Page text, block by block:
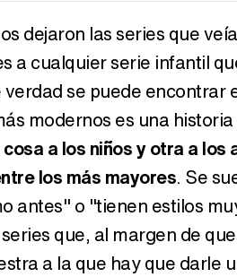
dejaron las series que
a cualquier serie infantil
se puede encontrar
modernos es una
a los niños y otra a los
los más mayores. Se
antes" o "tienen estilos
que, al margen de
a la que hay que darle